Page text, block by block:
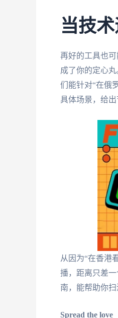
当技
再好的工具也
成了你的定心
们能针对“在俄
具体场景，给
从因为“在香港
播，距离只差
南，能帮助你
Spread the love